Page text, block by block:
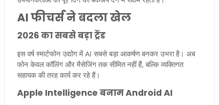
AI फीचर्स ने बदला खेल
2026 का सबसे बड़ा ट्रेंड
इस वर्ष स्मार्टफोन उद्योग में AI सबसे बड़ा आकर्षण बनकर उभरा है। अब
फोन केवल कॉलिंग और मैसेजिंग तक सीमित नहीं हैं, बल्कि व्यक्तिगत
सहायक की तरह कार्य कर रहे हैं।
Apple Intelligence बनाम Android AI